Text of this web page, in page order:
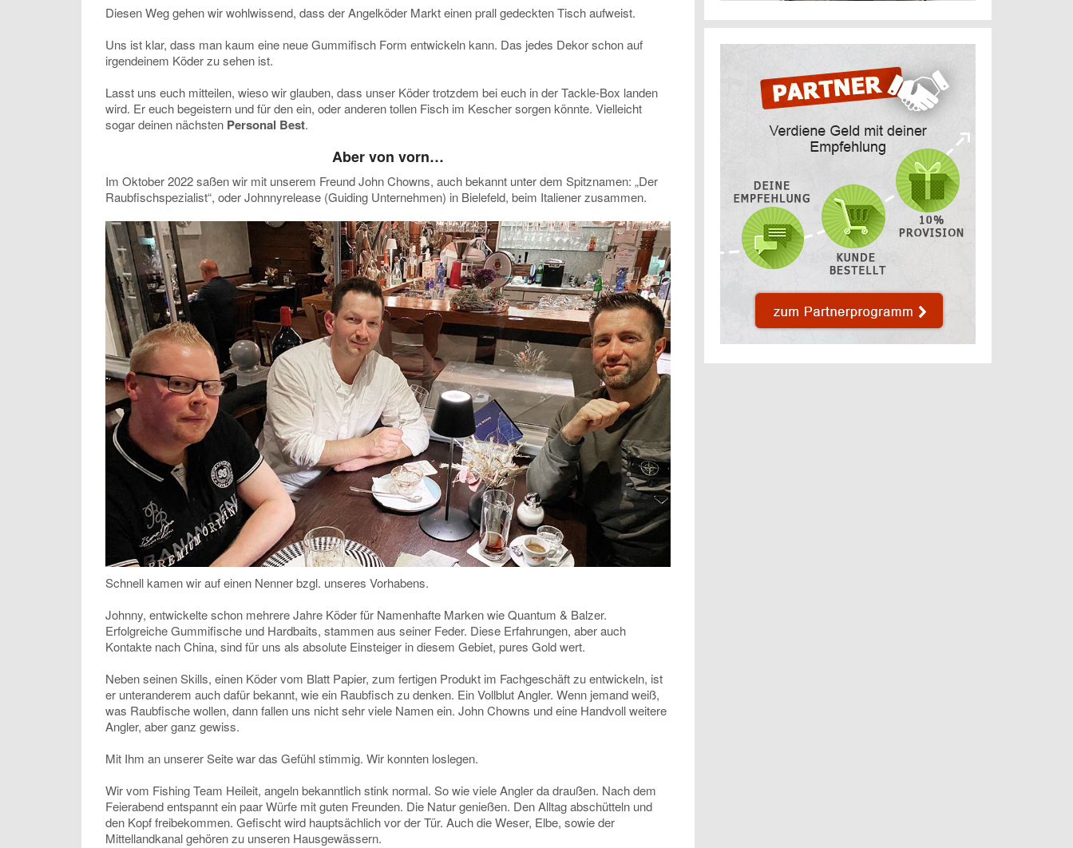
Diesen Weg gehen wir wohlwissend, dass der Angelköder Markt einen prall gedeckten Tisch aufweist.
Uns ist klar, dass man kaum eine neue Gummifisch Form entwickeln kann. Das jedes Dekor schon auf
irgendeinem Köder zu sehen ist.
Lasst uns euch mitteilen, wieso wir glauben, dass unser Köder trotzdem bei euch in der Tackle-Box landen
wird. Er euch begeistern und für den ein, oder anderen tollen Fisch im Kescher sorgen könnte. Vielleicht
sogar deinen nächsten Personal Best.
Aber von vorn…
Im Oktober 2022 saßen wir mit unserem Freund John Chowns, auch bekannt unter dem Spitznamen: „Der
Raubfischspezialist“, oder Johnnyrelease (Guiding Unternehmen) in Bielefeld, beim Italiener zusammen.
Schnell kamen wir auf einen Nenner bzgl. unseres Vorhabens.
Johnny, entwickelte schon mehrere Jahre Köder für Namenhafte Marken wie Quantum & Balzer.
Erfolgreiche Gummifische und Hardbaits, stammen aus seiner Feder. Diese Erfahrungen, aber auch
Kontakte nach China, sind für uns als absolute Einsteiger in diesem Gebiet, pures Gold wert.
Neben seinen Skills, einen Köder vom Blatt Papier, zum fertigen Produkt im Fachgeschäft zu entwickeln, ist
er unteranderem auch dafür bekannt, wie ein Raubfisch zu denken. Ein Vollblut Angler. Wenn jemand weiß,
was Raubfische wollen, dann fallen uns nicht sehr viele Namen ein. John Chowns und eine Handvoll weitere
Angler, aber ganz gewiss.
Mit Ihm an unserer Seite war das Gefühl stimmig. Wir konnten loslegen.
Wir vom Fishing Team Heileit, angeln bekanntlich stink normal. So wie viele Angler da draußen. Nach dem
Feierabend entspannt ein paar Würfe mit guten Freunden. Die Natur genießen. Den Alltag abschütteln und
den Kopf freibekommen. Gefischt wird hauptsächlich vor der Tür. Auch die Weser, Elbe, sowie der
Mittellandkanal gehören zu unseren Hausgewässern.